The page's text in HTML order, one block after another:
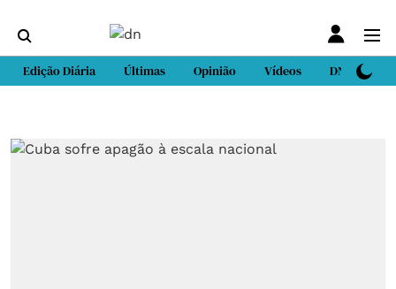
Edição Diária Últimas Opinião Vídeos DN Sport